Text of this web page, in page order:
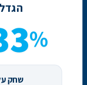
%
שחק